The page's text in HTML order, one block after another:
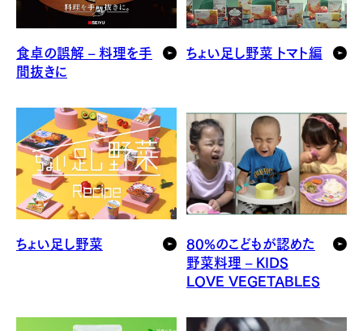
食卓の誤解 – 料理を手
間抜きに
ちょい足し野菜 トマト編
ちょい足し野菜
80%のこどもが認めた
野菜料理 – KIDS
LOVE VEGETABLES